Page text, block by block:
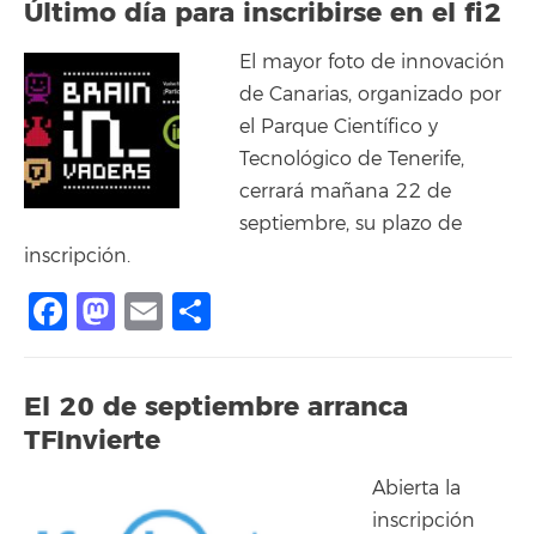
Último día para inscribirse en el fi2
El mayor foto de innovación
de Canarias, organizado por
el Parque Científico y
Tecnológico de Tenerife,
cerrará mañana 22 de
septiembre, su plazo de
inscripción.
Facebook
Mastodon
Email
El 20 de septiembre arranca
TFInvierte
Abierta la
inscripción